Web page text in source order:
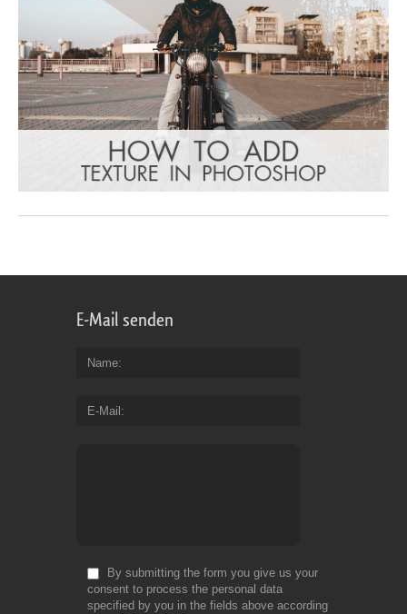
E-Mail senden
Name
E-Mail
By submitting the form you give us your
consent to process the personal data
specified by you in the fields above according